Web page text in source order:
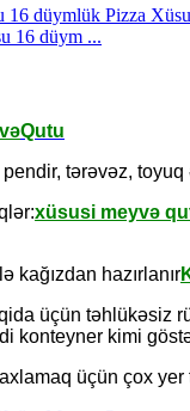
16 düym ...
Qutu
pendir, tərəvəz,
xüsusi meyvə
kağızdan hazırlanır
üçün təhlükəsiz
konteyner kimi
üçün çox